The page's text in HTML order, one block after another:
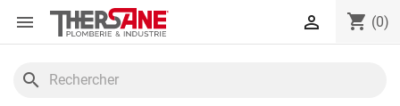
Panneau de gestion des cookies
 shopping_cart (0)

search